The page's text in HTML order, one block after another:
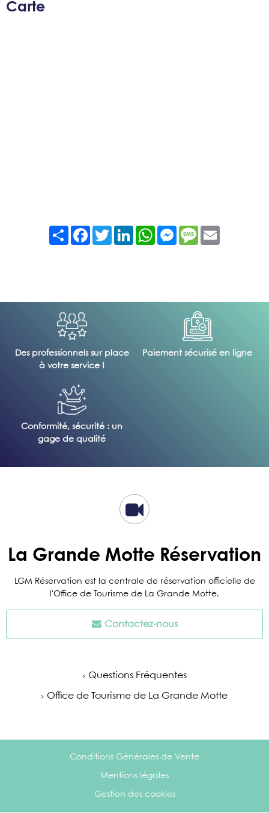
Carte
Partager FacebookTwitter LinkedIn WhatsAppMessengerMessage
Des professionnels sur place
à votre service !
Paiement sécurisé en ligne
Conformité, sécurité : un
gage de qualité
La Grande Motte Réservation
LGM Réservation est la centrale de réservation officielle de
l'Office de Tourisme de La Grande Motte.
Contactez-nous
Questions Fréquentes
Office de Tourisme de La Grande Motte
Conditions Générales de Vente
Mentions légales
Gestion des cookies